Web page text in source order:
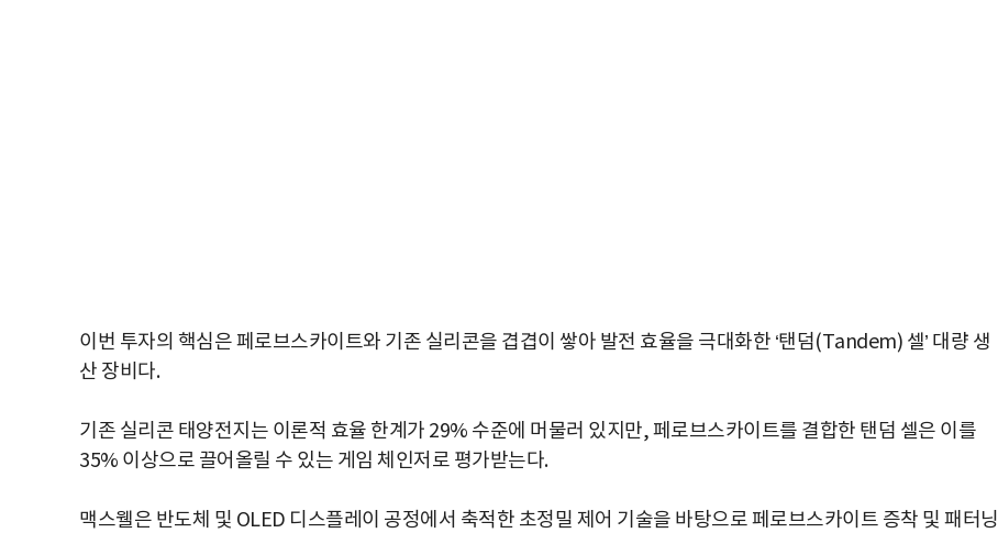
이번 투자의 핵심은 페로브스카이트와 기존 실리콘을 겹겹이 쌓아 발전 효율을 극대화한 ‘탠덤(Tandem) 셀’ 대량 생
산 장비다.
기존 실리콘 태양전지는 이론적 효율 한계가 29% 수준에 머물러 있지만, 페로브스카이트를 결합한 탠덤 셀은 이를
35% 이상으로 끌어올릴 수 있는 게임 체인저로 평가받는다.
맥스웰은 반도체 및 OLED 디스플레이 공정에서 축적한 초정밀 제어 기술을 바탕으로 페로브스카이트 증착 및 패터닝